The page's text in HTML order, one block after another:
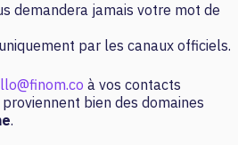
demandera jamais votre mot de
par les canaux officiels.
à vos contacts
bien des domaines
.